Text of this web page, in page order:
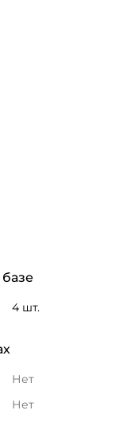
4 шт.
Нет
Нет